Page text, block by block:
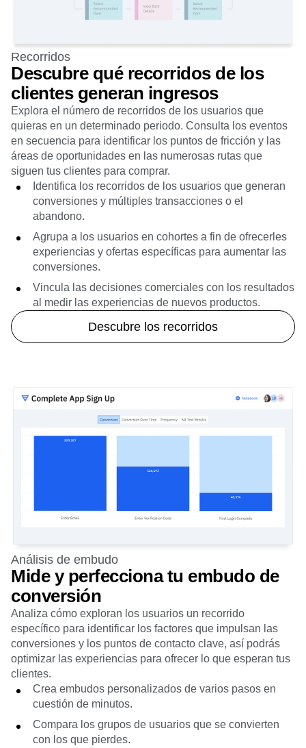
Recorridos
Descubre qué recorridos de los
clientes generan ingresos
Explora el número de recorridos de los usuarios que
quieras en un determinado periodo. Consulta los eventos
en secuencia para identificar los puntos de fricción y las
áreas de oportunidades en las numerosas rutas que
siguen tus clientes para comprar.
Identifica los recorridos de los usuarios que generan
conversiones y múltiples transacciones o el
abandono.
Agrupa a los usuarios en cohortes a fin de ofrecerles
experiencias y ofertas específicas para aumentar las
conversiones.
Vincula las decisiones comerciales con los resultados
al medir las experiencias de nuevos productos.
Descubre los recorridos
Análisis de embudo
Mide y perfecciona tu embudo de
conversión
Analiza cómo exploran los usuarios un recorrido
específico para identificar los factores que impulsan las
conversiones y los puntos de contacto clave, así podrás
optimizar las experiencias para ofrecer lo que esperan tus
clientes.
Crea embudos personalizados de varios pasos en
cuestión de minutos.
Compara los grupos de usuarios que se convierten
con los que pierdes.